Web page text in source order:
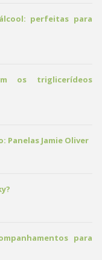
perfeitas para
os triglicerídeos
Panelas Jamie Oliver
para